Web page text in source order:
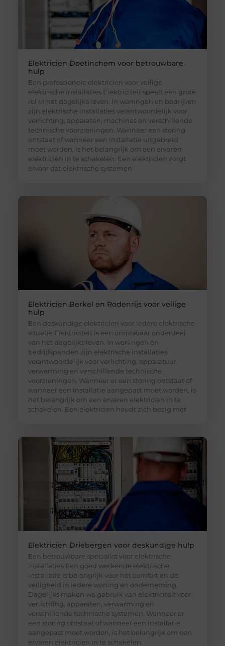
Elektricien Doetinchem voor betrouwbare
hulp
Een professionele elektricien voor veilige
elektrische installaties Elektriciteit speelt een grote
rol in het dagelijks leven. In woningen en bedrijven
zijn elektrische installaties verantwoordelijk voor
verlichting, apparaten, machines en verschillende
technische voorzieningen. Wanneer een storing
ontstaat of wanneer een installatie uitgebreid
moet worden, is het belangrijk om een ervaren
elektricien in te schakelen. Een elektricien zorgt
ervoor dat elektrische systemen
Elektricien Berkel en Rodenrijs voor veilige
hulp
Een deskundige elektricien voor iedere elektrische
situatie Elektriciteit is een onmisbaar onderdeel
van het dagelijks leven. In woningen en
bedrijfspanden zijn elektrische installaties
verantwoordelijk voor verlichting, apparatuur,
verwarming en verschillende technische
voorzieningen. Wanneer er een storing ontstaat of
wanneer een installatie aangepast moet worden, is
het belangrijk om een ervaren elektricien in te
schakelen. Een elektricien houdt zich bezig met
Elektricien Driebergen voor deskundige hulp
Een betrouwbare specialist voor elektrische
installaties Een goed werkende elektrische
installatie is belangrijk voor het comfort en de
veiligheid in iedere woning en onderneming.
Dagelijks maken we gebruik van elektriciteit voor
verlichting, apparaten, verwarming en
verschillende technische systemen. Wanneer er
een storing ontstaat of wanneer een installatie
aangepast moet worden, is het belangrijk om een
ervaren elektricien in te schakelen.